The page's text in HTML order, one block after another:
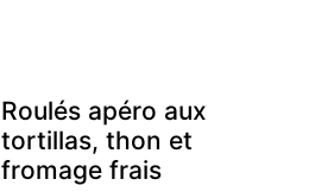
Roulés apéro aux
tortillas, thon et
fromage frais